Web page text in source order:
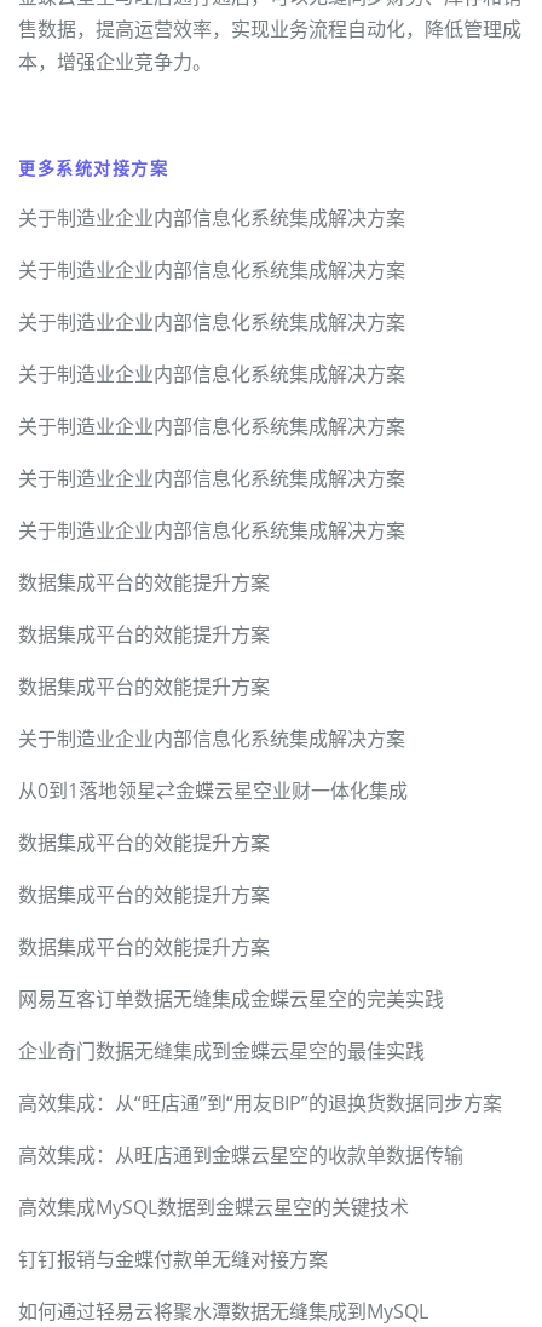
售数据，提高运营效率，实现业务流程自动化，降低管理成
本，增强企业竞争力。
更多系统对接方案
关于制造业企业内部信息化系统集成解决方案
关于制造业企业内部信息化系统集成解决方案
关于制造业企业内部信息化系统集成解决方案
关于制造业企业内部信息化系统集成解决方案
关于制造业企业内部信息化系统集成解决方案
关于制造业企业内部信息化系统集成解决方案
关于制造业企业内部信息化系统集成解决方案
数据集成平台的效能提升方案
数据集成平台的效能提升方案
数据集成平台的效能提升方案
关于制造业企业内部信息化系统集成解决方案
从0到1落地领星⇄金蝶云星空业财一体化集成
数据集成平台的效能提升方案
数据集成平台的效能提升方案
数据集成平台的效能提升方案
网易互客订单数据无缝集成金蝶云星空的完美实践
企业奇门数据无缝集成到金蝶云星空的最佳实践
高效集成：从“旺店通”到“用友BIP”的退换货数据同步方案
高效集成：从旺店通到金蝶云星空的收款单数据传输
高效集成MySQL数据到金蝶云星空的关键技术
钉钉报销与金蝶付款单无缝对接方案
如何通过轻易云将聚水潭数据无缝集成到MySQL